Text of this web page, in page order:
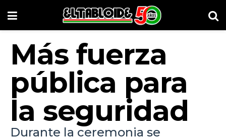
Más fuerza
pública para
la seguridad
Durante la ceremonia se